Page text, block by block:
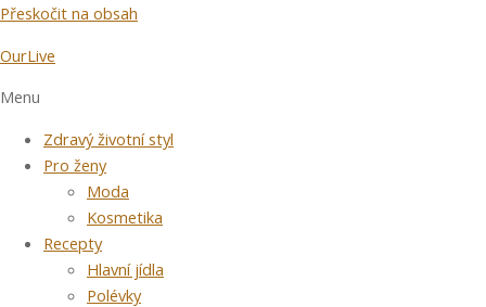
Přeskočit na obsah
OurLive
Menu
Zdravý životní styl
Pro ženy
Moda
Kosmetika
Recepty
Hlavní jídla
Polévky